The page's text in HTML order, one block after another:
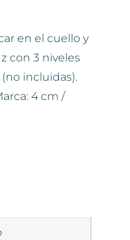
en el cuello y
con 3 niveles
incluidas).
4 cm /